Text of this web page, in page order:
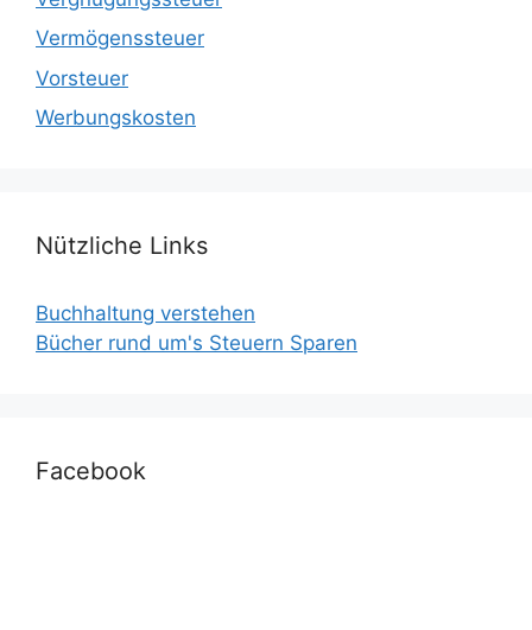
Vermögenssteuer
Vorsteuer
Werbungskosten
Nützliche Links
Buchhaltung verstehen
Bücher rund um's Steuern Sparen
Facebook